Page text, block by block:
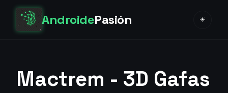
AndroidePasión ☀
Mactrem - 3D Gafas